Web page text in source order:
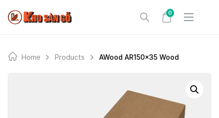
0
Home Products AWood AR150x35 Wood